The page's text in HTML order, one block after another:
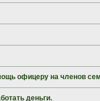
офицеру на членов
деньги.